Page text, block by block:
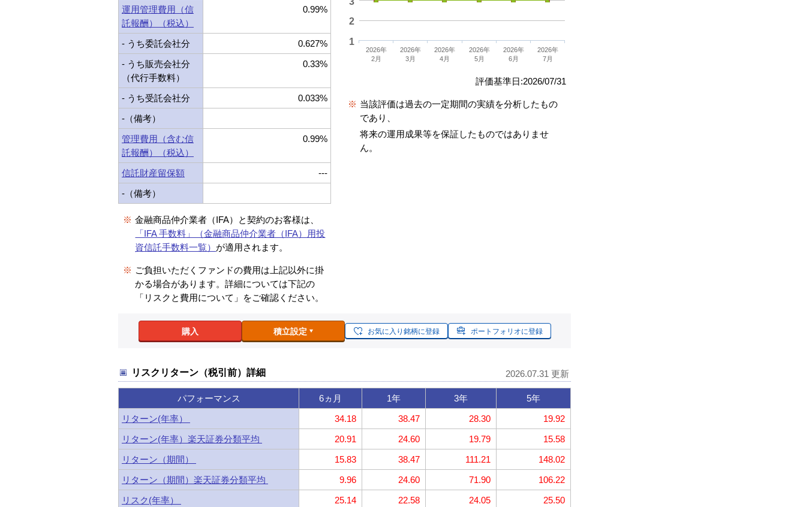
運用管理費用（信
託報酬）（税込）
0.99%
- うち委託会社分
0.627%
- うち販売会社分
（代行手数料）
0.33%
- うち受託会社分
0.033%
-（備考）
管理費用（含む信
託報酬）（税込）
0.99%
信託財産留保額
---
-（備考）
※ 金融商品仲介業者（IFA）と契約のお客様は、
「IFA 手数料」（金融商品仲介業者（IFA）用投
資信託手数料一覧） が適用されます。
※ ご負担いただくファンドの費用は上記以外に掛
かる場合があります。詳細については下記の
「リスクと費用について」をご確認ください。
2026年
2月
2026年
3月
2026年
4月
2026年
5月
2026年
6月
2026年
7月
1
2
評価基準日:2026/07/31
※ 当該評価は過去の一定期間の実績を分析したもの
であり、
将来の運用成果等を保証したものではありませ
ん。
購入 積立設定 お気に入り銘柄に登録 ポートフォリオに登録
リスクリターン（税引前）詳細 2026.07.31 更新
パフォーマンス 6ヵ月 1年 3年
5年
リターン(年率）
34.18 38.47 28.30
19.92
リターン(年率）楽天証券分類平均
20.91 24.60 19.79
15.58
リターン（期間）
15.83 38.47 111.21
148.02
リターン（期間）楽天証券分類平均
9.96 24.60 71.90
106.22
リスク(年率）
25.14 22.58 24.05 25.50